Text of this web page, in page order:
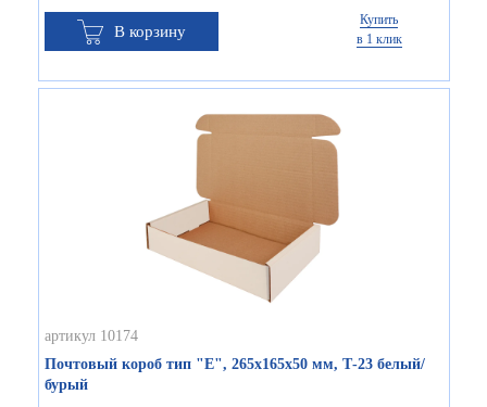
В корзину
Купить
в 1 клик
артикул 10174
Почтовый короб тип "Е", 265х165х50 мм, Т-23 белый/
бурый